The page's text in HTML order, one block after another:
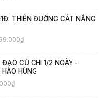
THIÊN ĐƯỜNG CÁT NẮNG
CỦ CHI 1/2 NGÀY -
HÙNG